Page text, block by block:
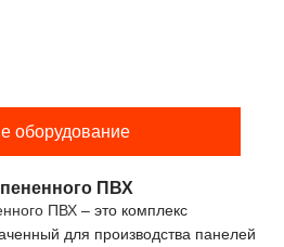
оборудование
ПВХ
ПВХ – это комплекс
для производства панелей